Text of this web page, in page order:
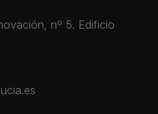
nº 5. Edificio